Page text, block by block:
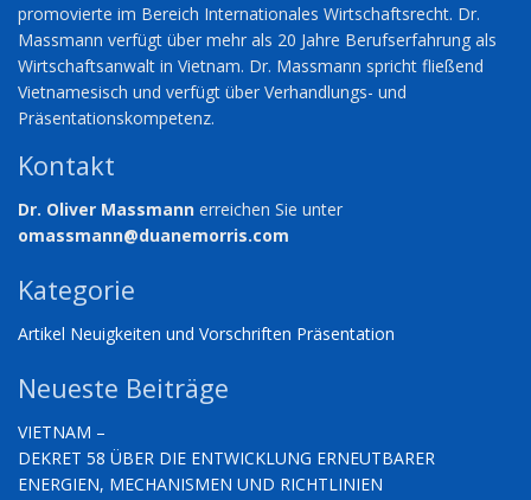
promovierte im Bereich Internationales Wirtschaftsrecht. Dr.
Massmann verfügt über mehr als 20 Jahre Berufserfahrung als
Wirtschaftsanwalt in Vietnam. Dr. Massmann spricht fließend
Vietnamesisch und verfügt über Verhandlungs- und
Präsentationskompetenz.
Kontakt
Dr. Oliver Massmann erreichen Sie unter
omassmann@duanemorris.com
Kategorie
Artikel Neuigkeiten und Vorschriften Präsentation
Neueste Beiträge
VIETNAM –
DEKRET 58 ÜBER DIE ENTWICKLUNG ERNEUTBARER
ENERGIEN, MECHANISMEN UND RICHTLINIEN